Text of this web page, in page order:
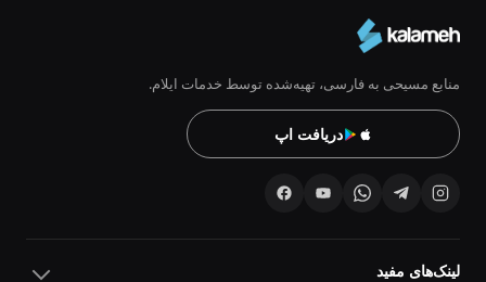
منابع مسیحی به فارسی، تهیه‌شده توسط خدمات ایلام.
دریافت اپ
لینک‌های مفید